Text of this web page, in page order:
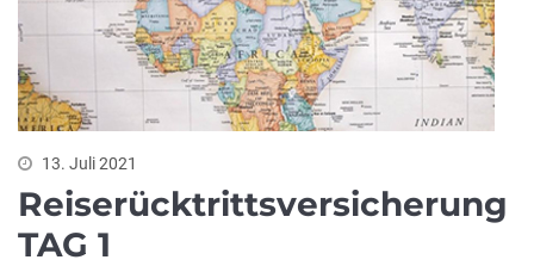
13. Juli 2021
Reiserücktrittsversicherung
TAG 1